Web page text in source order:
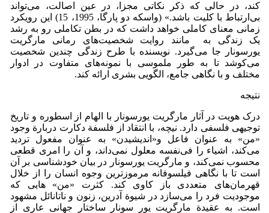
کند، در حالی که ذکر نکاتی مجزا، در عین اصالت، می‌تواند
بی‌ارتباط با کلیت باشد.» (واسکه دو پارگا، 1995، 15) این رویکرد
زمانی معنای کاملی خواهد داشت که در بطن تکاملی رو به رشد
یک زندگی به مانند روایت شخصیت‌های رمانی مارگریت
یورسونار جا می‌گیرد. نویسنده با طرح زندگی چندین شخصیت
می‌کوشد تا به طور ملموسی با نمونه‌های متفاوت در ادوار
مختلف و با نگاهی جامع، الگویی بشری ارائه کند.
نتیجه
درک هویت در آثار مارگریت یورسونار با الهام از اسطوره و تاریخ
توجیهی فلسفی دارد. نیچه، با انتقاد از فلسفة دکارت دربارة وجود
«من» به عنوان فاعل و«اندیشیدن» به عنوان مفعول تردید
می‌کند، اشیاء را فی‌نفسه معلول نمی‌داند، و آن را امری قطعی
محسوب نمی‌کند، و مارگریت یورسونار در بیان خودشناسی بر آن
است تا با نگاهی فیلسوفانه مرموزترین وجوه انسان را از خلال
قهرمان‌های متعددی باز کاوی کند. کثرت «من» هایی که
موجودیت فرد را می‌سازد در شیوة آدرین، زنون و ناتانائل مشهود
است. به عقیدة مارگریت یور سونار ساختار جهانی عاری از